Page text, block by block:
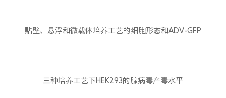
贴壁、悬浮和微载体培养工艺的细胞形态和ADV-GFP
三种培养工艺下HEK293的腺病毒产毒水平